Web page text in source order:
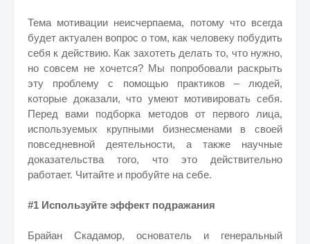
Тема мотивации неисчерпаема, потому что всегда
будет актуален вопрос о том, как человеку побудить
себя к действию. Как захотеть делать то, что нужно,
но совсем не хочется? Мы попробовали раскрыть
эту проблему с помощью практиков – людей,
которые доказали, что умеют мотивировать себя.
Перед вами подборка методов от первого лица,
используемых крупными бизнесменами в своей
повседневной деятельности, а также научные
доказательства того, что это действительно
работает. Читайте и пробуйте на себе.
#1 Используйте эффект подражания
Брайан Скадамор, основатель и генеральный